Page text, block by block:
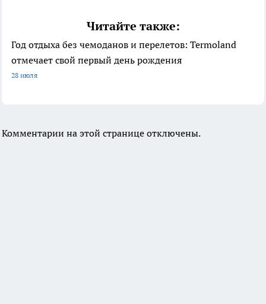
Читайте также:
Год отдыха без чемоданов и перелетов: Termoland
отмечает свой первый день рождения
28 июля
Комментарии на этой странице отключены.